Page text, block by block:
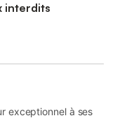
interdits
exceptionnel à ses